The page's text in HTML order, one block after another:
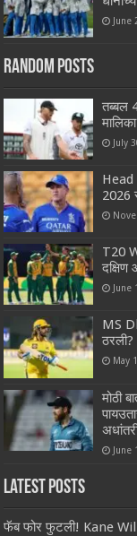
June
Random Posts
तब्बल
July
Head
2026
T20
दक्षिण
June
MS
May
मोठी
June
Latest Posts
फॅब फोर फुटली! Kane